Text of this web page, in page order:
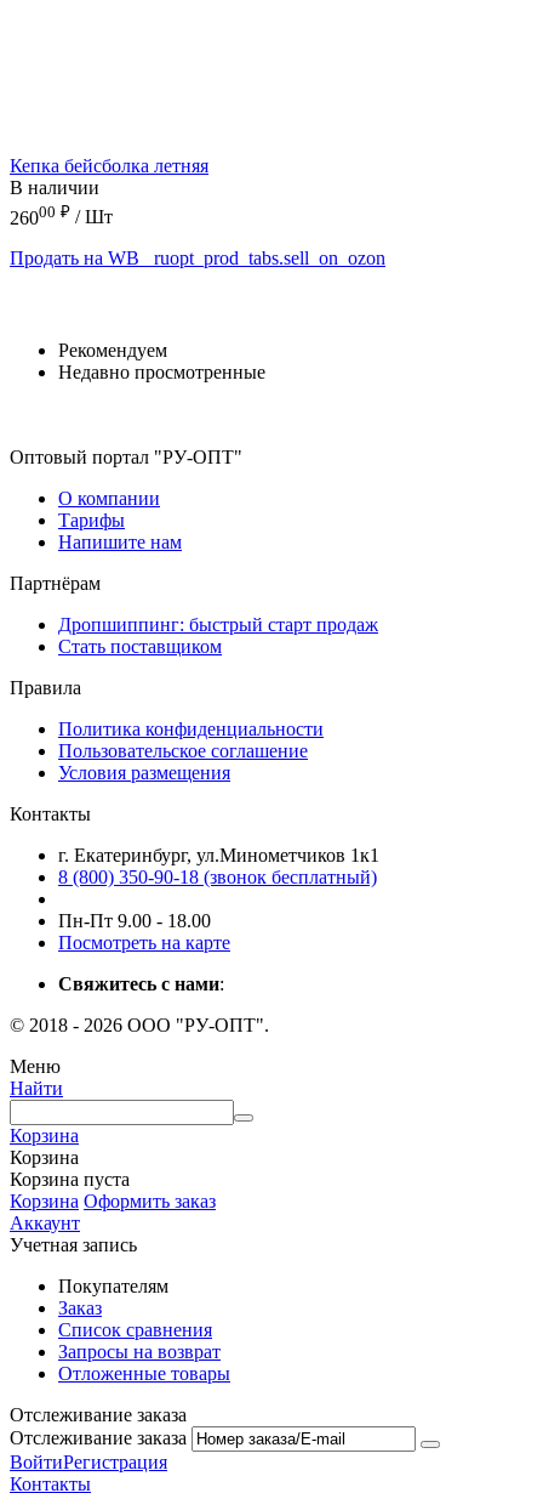
Кепка бейсболка летняя
В наличии
26000 ₽ / Шт
Продать на WB
_ruopt_prod_tabs.sell_on_ozon
Рекомендуем
Недавно просмотренные
Оптовый портал "РУ-ОПТ"
О компании
Тарифы
Напишите нам
Партнёрам
Дропшиппинг: быстрый старт продаж
Стать поставщиком
Правила
Политика конфиденциальности
Пользовательское соглашение
Условия размещения
Контакты
г. Екатеринбург, ул.Минометчиков 1к1
8 (800) 350-90-18 (звонок бесплатный)
Пн-Пт 9.00 - 18.00
Посмотреть на карте
Свяжитесь с нами:
© 2018 - 2026 ООО "РУ-ОПТ".
Меню
Найти
Корзина
Корзина
Корзина пуста
Корзина Оформить заказ
Аккаунт
Учетная запись
Покупателям
Заказ
Список сравнения
Запросы на возврат
Отложенные товары
Отслеживание заказа
Отслеживание заказа
ВойтиРегистрация
Контакты